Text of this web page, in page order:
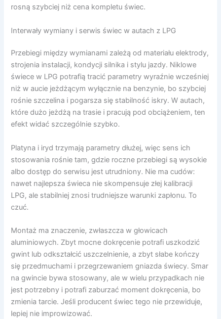
rosną szybciej niż cena kompletu świec.
Interwały wymiany i serwis świec w autach z LPG
Przebiegi między wymianami zależą od materiału elektrody,
strojenia instalacji, kondycji silnika i stylu jazdy. Niklowe
świece w LPG potrafią tracić parametry wyraźnie wcześniej
niż w aucie jeżdżącym wyłącznie na benzynie, bo szybciej
rośnie szczelina i pogarsza się stabilność iskry. W autach,
które dużo jeżdżą na trasie i pracują pod obciążeniem, ten
efekt widać szczególnie szybko.
Platyna i iryd trzymają parametry dłużej, więc sens ich
stosowania rośnie tam, gdzie roczne przebiegi są wysokie
albo dostęp do serwisu jest utrudniony. Nie ma cudów:
nawet najlepsza świeca nie skompensuje złej kalibracji
LPG, ale stabilniej znosi trudniejsze warunki zapłonu. To
czuć.
Montaż ma znaczenie, zwłaszcza w głowicach
aluminiowych. Zbyt mocne dokręcenie potrafi uszkodzić
gwint lub odkształcić uszczelnienie, a zbyt słabe kończy
się przedmuchami i przegrzewaniem gniazda świecy. Smar
na gwincie bywa stosowany, ale w wielu przypadkach nie
jest potrzebny i potrafi zaburzać moment dokręcenia, bo
zmienia tarcie. Jeśli producent świec tego nie przewiduje,
lepiej nie improwizować.